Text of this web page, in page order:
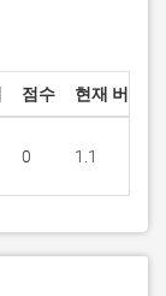
점수 현재 버전
0 1.1